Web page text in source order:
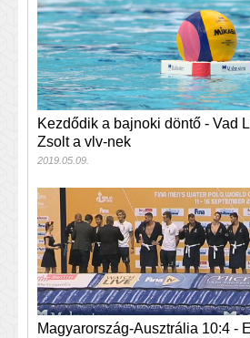
Kezdődik a bajnoki döntő - Vad
Zsolt a vlv-nek
2019.05.09.
Magyarország-Ausztrália 10:4 -